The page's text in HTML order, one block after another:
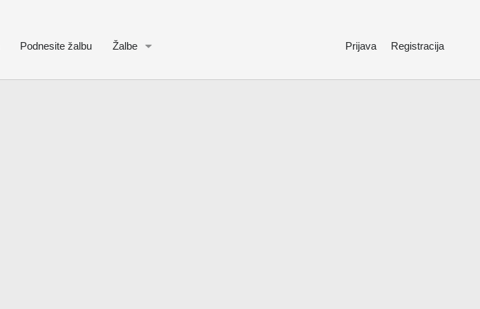
Podnesite žalbu Žalbe Prijava Registracija